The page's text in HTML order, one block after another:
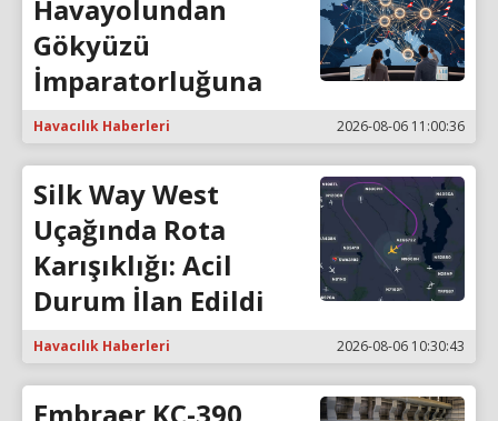
Havayolundan
Gökyüzü
İmparatorluğuna
Havacılık Haberleri 2026-08-06 11:00:36
Silk Way West
Uçağında Rota
Karışıklığı: Acil
Durum İlan Edildi
Havacılık Haberleri 2026-08-06 10:30:43
Embraer KC-390